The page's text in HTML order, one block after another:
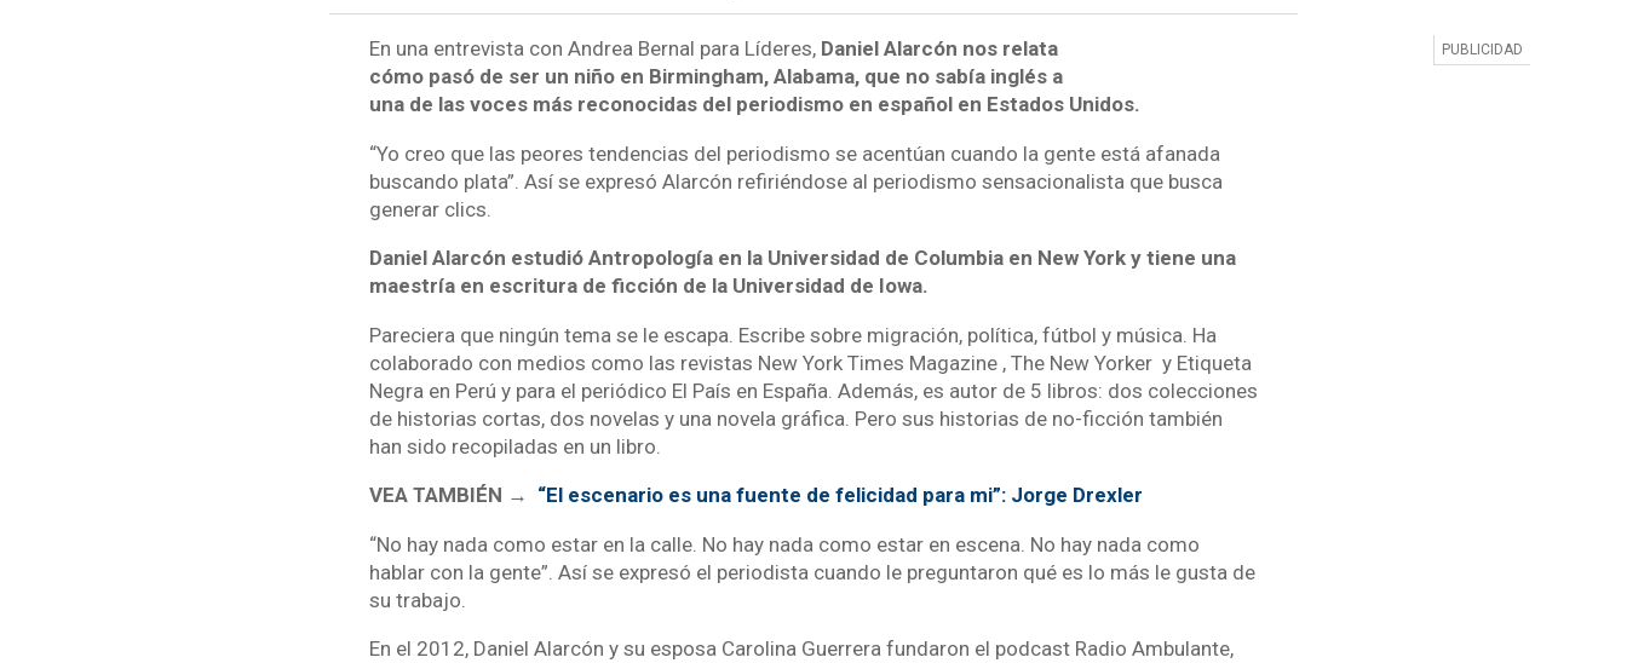
En una entrevista con Andrea Bernal para Líderes, Daniel Alarcón nos relata
cómo pasó de ser un niño en Birmingham, Alabama, que no sabía inglés a
una de las voces más reconocidas del periodismo en español en Estados Unidos.
“Yo creo que las peores tendencias del periodismo se acentúan cuando la gente está afanada
buscando plata”. Así se expresó Alarcón refiriéndose al periodismo sensacionalista que busca
generar clics.
Daniel Alarcón estudió Antropología en la Universidad de Columbia en New York y tiene una
maestría en escritura de ficción de la Universidad de Iowa.
Pareciera que ningún tema se le escapa. Escribe sobre migración, política, fútbol y música. Ha
colaborado con medios como las revistas New York Times Magazine , The New Yorker y Etiqueta
Negra en Perú y para el periódico El País en España. Además, es autor de 5 libros: dos colecciones
de historias cortas, dos novelas y una novela gráfica. Pero sus historias de no-ficción también
han sido recopiladas en un libro.
VEA TAMBIÉN → “El escenario es una fuente de felicidad para mi”: Jorge Drexler
“No hay nada como estar en la calle. No hay nada como estar en escena. No hay nada como
hablar con la gente”. Así se expresó el periodista cuando le preguntaron qué es lo más le gusta de
su trabajo.
En el 2012, Daniel Alarcón y su esposa Carolina Guerrera fundaron el podcast Radio Ambulante,